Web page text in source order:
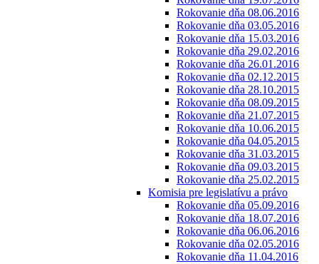
Rokovanie dňa 08.06.2016
Rokovanie dňa 03.05.2016
Rokovanie dňa 15.03.2016
Rokovanie dňa 29.02.2016
Rokovanie dňa 26.01.2016
Rokovanie dňa 02.12.2015
Rokovanie dňa 28.10.2015
Rokovanie dňa 08.09.2015
Rokovanie dňa 21.07.2015
Rokovanie dňa 10.06.2015
Rokovanie dňa 04.05.2015
Rokovanie dňa 31.03.2015
Rokovanie dňa 09.03.2015
Rokovanie dňa 25.02.2015
Komisia pre legislatívu a právo
Rokovanie dňa 05.09.2016
Rokovanie dňa 18.07.2016
Rokovanie dňa 06.06.2016
Rokovanie dňa 02.05.2016
Rokovanie dňa 11.04.2016